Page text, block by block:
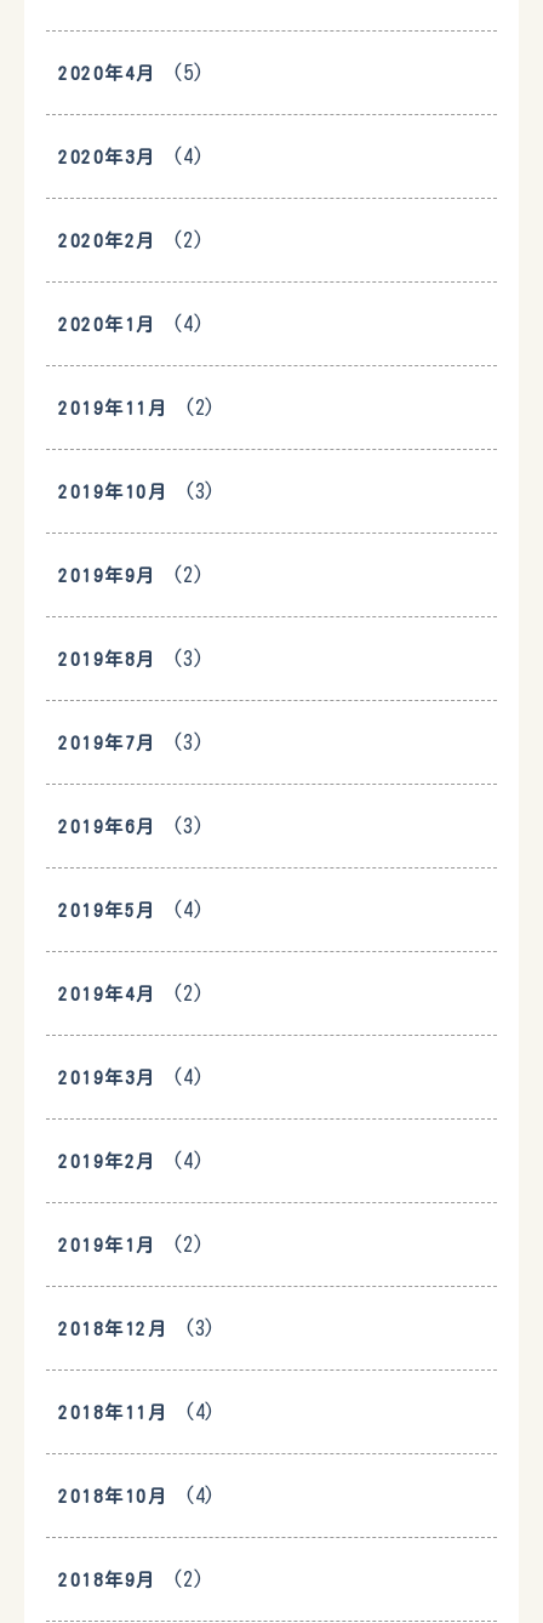
2020年4月 (5)
2020年3月 (4)
2020年2月 (2)
2020年1月 (4)
2019年11月 (2)
2019年10月 (3)
2019年9月 (2)
2019年8月 (3)
2019年7月 (3)
2019年6月 (3)
2019年5月 (4)
2019年4月 (2)
2019年3月 (4)
2019年2月 (4)
2019年1月 (2)
2018年12月 (3)
2018年11月 (4)
2018年10月 (4)
2018年9月 (2)